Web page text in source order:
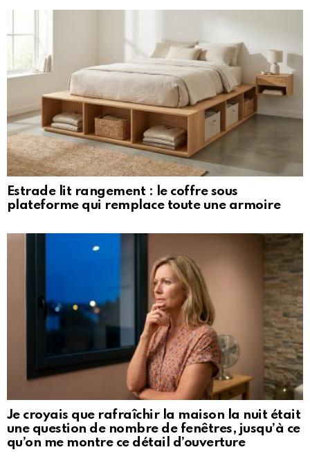
Estrade lit rangement : le coffre sous
plateforme qui remplace toute une armoire
Je croyais que rafraîchir la maison la nuit était
une question de nombre de fenêtres, jusqu’à ce
qu’on me montre ce détail d’ouverture